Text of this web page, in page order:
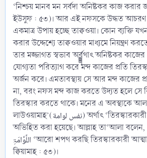
‘নিশ্চয় মানব মন সর্বদা অনিষ্টকর কাজ করার
ইউসুফ : ৫৩)। আর এই নফসকে উদ্ধত আচরণ
একমাত্র উপায় হচ্ছে তাক্বওয়া। কোন ব্যক্তি
করার উদ্দেশ্যে তাক্বওয়ার মাধ্যমে নিয়ন্ত্রণ
তার মজ্জাগত স্বভাব অর্র্র্র্র্র্র্র্র্থাৎ অনিষ্টকর
যোগ্যতা পরিত্যাগ করে মন্দ কাজের প্রতি
অর্জন করে। এমতাবস্থায় সে আর মন্দ কাজের
না, বরং নফস মন্দ কাজ করতে উদ্যত হলে সে
তিরস্কার করতে থাকে। মনের এ অবস্থাকে
লাউওয়ামাহ’(نفس لوامة) অর্থাৎ ‘তিরস্কারকারী আত্মা’ হিসাবে
অভিহিত করা হয়েছে। আল্লাহ তা‘আলা বলেন, وَ لَاۤ اُقۡسِمُ بِالنَّفۡسِ
اللَّوَّامَۃِ ‘আরো শপথ করছি তিরস্কারকারী আত্মার’ (সূরা আল-
ক্বিয়ামাহ : ৫৩)।